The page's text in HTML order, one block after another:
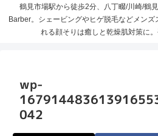
鶴見市場駅から徒歩2分、八丁畷/川崎/鶴
Barber。シェービングやヒゲ脱毛などメン
れる顔そりは癒しと乾燥肌対策に。
wp-
042